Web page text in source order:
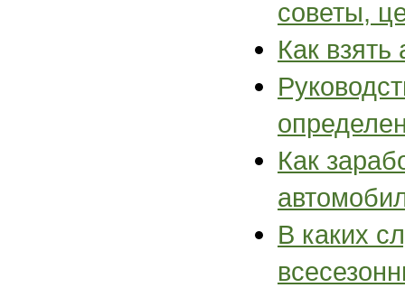
советы,
Как
Как
В каких